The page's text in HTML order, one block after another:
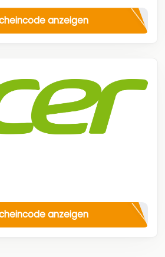
anzeigen
anzeigen